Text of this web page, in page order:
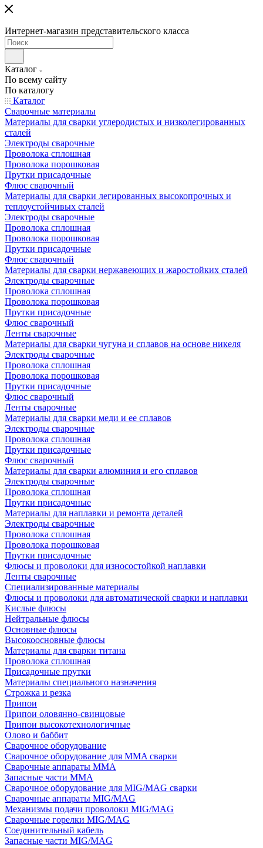
Интернет-магазин представительского класса
Каталог
По всему сайту
По каталогу
Каталог
Сварочные материалы
Материалы для сварки углеродистых и низколегированных
сталей
Электроды сварочные
Проволока сплошная
Проволока порошковая
Прутки присадочные
Флюс сварочный
Материалы для сварки легированных высокопрочных и
теплоустойчивых сталей
Электроды сварочные
Проволока сплошная
Проволока порошковая
Прутки присадочные
Флюс сварочный
Материалы для сварки нержавеющих и жаростойких сталей
Электроды сварочные
Проволока сплошная
Проволока порошковая
Прутки присадочные
Флюс сварочный
Ленты сварочные
Материалы для сварки чугуна и сплавов на основе никеля
Электроды сварочные
Проволока сплошная
Проволока порошковая
Прутки присадочные
Флюс сварочный
Ленты сварочные
Материалы для сварки меди и ее сплавов
Электроды сварочные
Проволока сплошная
Прутки присадочные
Флюс сварочный
Материалы для сварки алюминия и его сплавов
Электроды сварочные
Проволока сплошная
Прутки присадочные
Материалы для наплавки и ремонта деталей
Электроды сварочные
Проволока сплошная
Проволока порошковая
Прутки присадочные
Флюсы и проволоки для износостойкой наплавки
Ленты сварочные
Специализированные материалы
Флюсы и проволоки для автоматической сварки и наплавки
Кислые флюсы
Нейтральные флюсы
Основные флюсы
Высокоосновные флюсы
Материалы для сварки титана
Проволока сплошная
Присадочные прутки
Материалы специального назначения
Строжка и резка
Припои
Припои оловянно-свинцовые
Припои высокотехнологичные
Олово и баббит
Сварочное оборудование
Сварочное оборудование для MMA сварки
Сварочные аппараты MMA
Запасные части MMA
Сварочное оборудование для MIG/MAG сварки
Сварочные аппараты MIG/MAG
Механизмы подачи проволоки MIG/MAG
Сварочные горелки MIG/MAG
Соединительный кабель
Запасные части MIG/MAG